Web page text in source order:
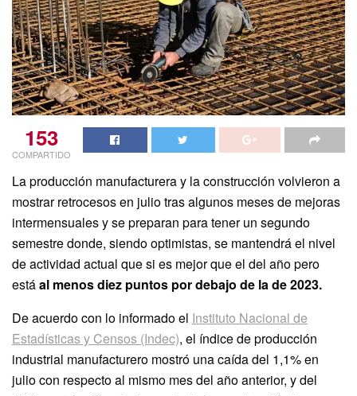
153
COMPARTIDO
La producción manufacturera y la construcción volvieron a
mostrar retrocesos en julio tras algunos meses de mejoras
intermensuales y se preparan para tener un segundo
semestre donde, siendo optimistas, se mantendrá el nivel
de actividad actual que si es mejor que el del año pero
estáal menos diez puntos por debajo de la de 2023.
De acuerdo con lo informado el Instituto Nacional de
Estadísticas y Censos (Indec), el índice de producción
industrial manufacturero mostró una caída del 1,1% en
julio con respecto al mismo mes del año anterior, y del